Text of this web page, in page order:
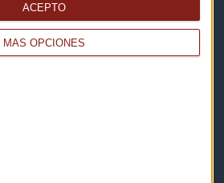
MÁS OPCIONES
ACEPTO
Capital Radio